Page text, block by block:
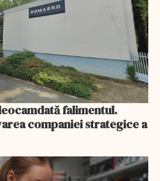
falimentul.
companiei strategice a